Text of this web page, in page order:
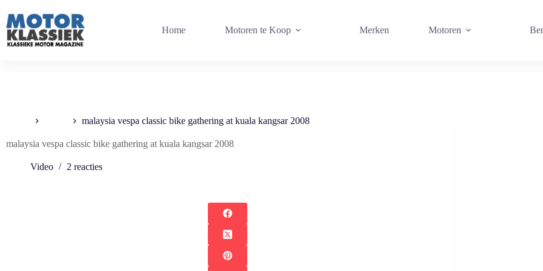
naar
de
inhoud
Home Motoren te Koop Merken Motoren
malaysia vespa classic bike gathering at kuala kangsar 2008
malaysia vespa classic bike gathering at kuala kangsar 2008
Video 2 reacties